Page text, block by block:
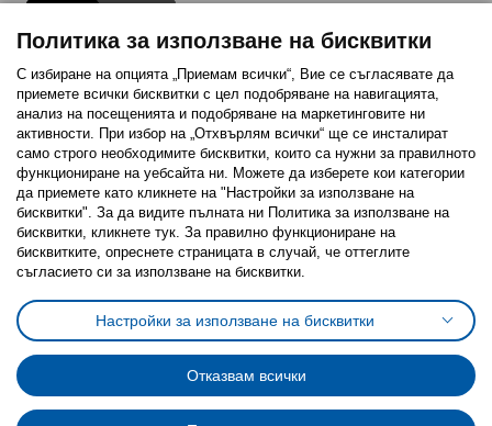
Последвайте ни:
FacebookTwitterYoutubePinterestInstagram
Политика за използване на бисквитки (Cookies)
Избор на настройки за използване на бисквитки
Условия за ползване на ikea.bgОбща политика за личните данни
Политика за защита на личните данни на ikea.bg
Общи условия на програма IKEA Family
Политика за защита на лични данни на програма IKEA Family
Политика за използване на бисквитки
С избиране на опцията „Приемам всички“, Вие се съгласявате да
приемете всички бисквитки с цел подобряване на навигацията,
анализ на посещенията и подобряване на маркетинговите ни
активности. При избор на „Отхвърлям всички“ ще се инсталират
само строго необходимитe бисквитки, които са нужни за правилното
функциониране на уебсайта ни. Можете да изберете кои категории
да приемете като кликнете на "Настройки за използване на
бисквитки". За да видите пълната ни Политика за използване на
бисквитки, кликнете тук. За правилно функциониране на
бисквитките, опреснете страницата в случай, че оттеглите
съгласието си за използване на бисквитки.
Настройки за използване на бисквитки
Отказвам всички